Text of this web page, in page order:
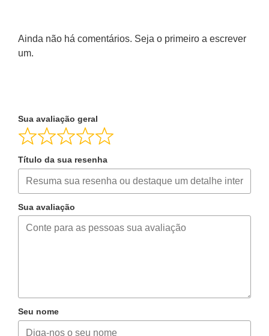
Ainda não há comentários. Seja o primeiro a escrever
um.
Sua avaliação geral
Título da sua resenha
Sua avaliação
Seu nome